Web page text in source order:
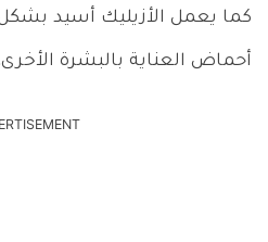
كما يعمل الأزيليك أسيد
أحماض العناية بالبشرة